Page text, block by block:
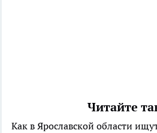
Читайте
Как в Ярославской области